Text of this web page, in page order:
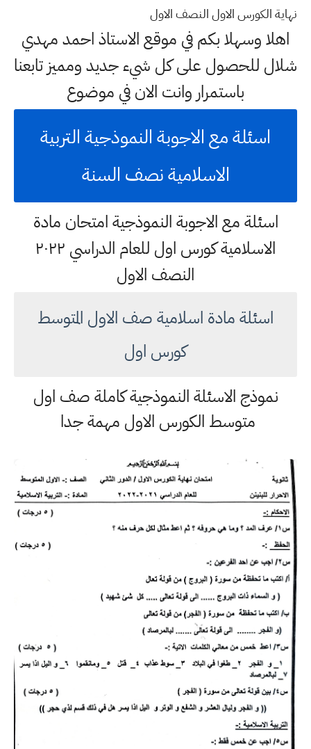
نهاية الكورس الاول النصف الاول
اهلا وسهلابكم في موقع الاستاذ احمد مهدي
شلال للحصول على كل شيء جديد ومميز تابعنا
باستمرار وانت الان في موضوع
اسئلة مع الاجوبة النموذجية التربية
الاسلامية نصف السنة
اسئلة مع الاجوبة النموذجية امتحان مادة
الاسلامية كورس اول للعام الدراسي ٢٠٢٢
النصف الاول
اسئلة مادة اسلامية صف الاول المتوسط
كورس اول
نموذج الاسئلة النموذجية كاملة صف اول
متوسط الكورس الاول مهمة جدا